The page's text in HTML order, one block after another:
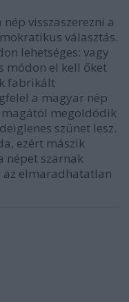
visszaszerezni a
választás.
lehetséges: vagy
módon el kell őket
fabrikált
a magyar nép
megoldódik
szünet lesz.
ezért mászik
népet szarnak
az elmaradhatatlan